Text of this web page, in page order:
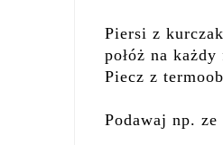
Piersi z
połóż na
Piecz z
Podawaj np.